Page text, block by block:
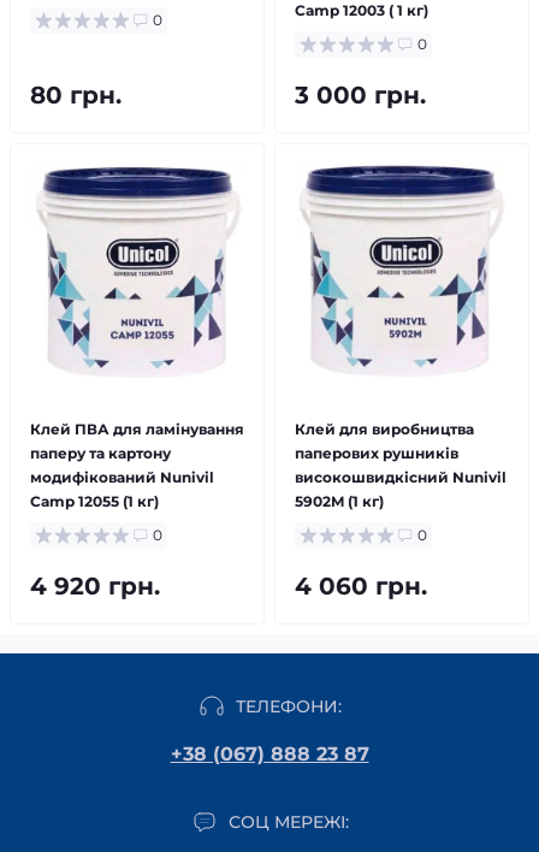
0
80 грн.
Camp 12003 ( 1 кг)
0
3 000 грн.
Клей ПВА для ламінування
паперу та картону
модифікований Nunivil
Camp 12055 (1 кг)
0
4 920 грн.
Клей для виробництва
паперових рушників
високошвидкісний Nunivil
5902M (1 кг)
0
4 060 грн.
ТЕЛЕФОНИ:
+38 (067) 888 23 87
СОЦ МЕРЕЖІ: